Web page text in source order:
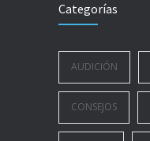
Categorías
AUDICIÓN
CONSEJOS